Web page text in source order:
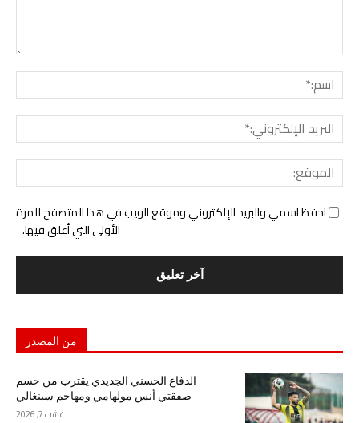
احفظ اسمي والبريد الإلكتروني وموقع الويب في هذا المتصفح للمرة
الأولى التي أعلق فيها.
من المصدر
الدفاع الحسني الجديدي يقترب من حسم
صفقتي أنس مولهامي ومهاجم سينغالي
غشت 7, 2026